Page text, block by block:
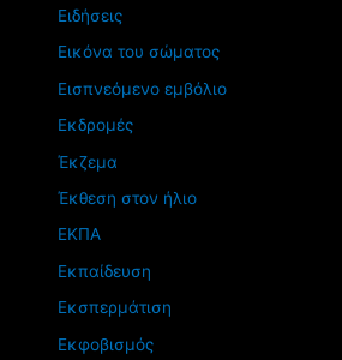
Ειδήσεις
Εικόνα του σώματος
Εισπνεόμενο εμβόλιο
Εκδρομές
Έκζεμα
Έκθεση στον ήλιο
ΕΚΠΑ
Εκπαίδευση
Εκσπερμάτιση
Εκφοβισμός